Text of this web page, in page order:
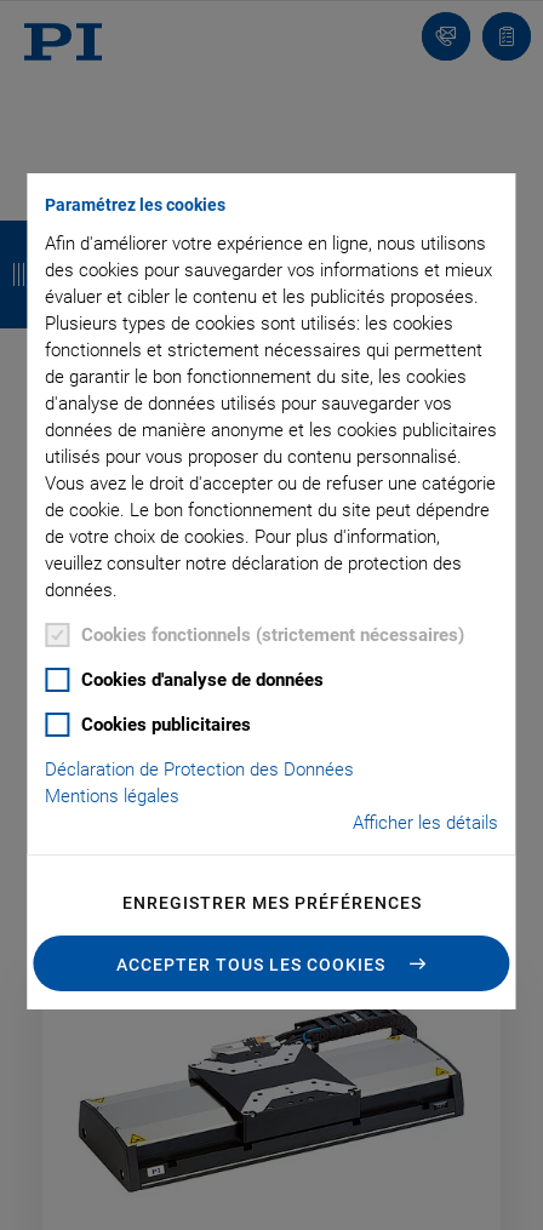
Paramétrez les cookies
Afin d'améliorer votre expérience en ligne, nous utilisons
des cookies pour sauvegarder vos informations et mieux
évaluer et cibler le contenu et les publicités proposées.
Plusieurs types de cookies sont utilisés: les cookies
fonctionnels et strictement nécessaires qui permettent
de garantir le bon fonctionnement du site, les cookies
d'analyse de données utilisés pour sauvegarder vos
données de manière anonyme et les cookies publicitaires
utilisés pour vous proposer du contenu personnalisé.
Vous avez le droit d'accepter ou de refuser une catégorie
de cookie. Le bon fonctionnement du site peut dépendre
de votre choix de cookies. Pour plus d'information,
veuillez consulter notre déclaration de protection des
données.
Cookies fonctionnels (strictement nécessaires)
Cookies d'analyse de données
Cookies publicitaires
Déclaration de Protection des Données
Mentions légales
Afficher les détails
ENREGISTRER MES PRÉFÉRENCES
ACCEPTER TOUS LES COOKIES
Contact
Product Finder - Laser
Cutting
diamond cutting. Stages need to be able to protect internal
parts. This means to prevent fine debris from entering by the
Vos filtres: Laser Material Processing: Laser Cutting
R
e
t
o
u
r
R
e
t
o
u
r
R
e
t
o
u
r
R
e
t
o
u
r